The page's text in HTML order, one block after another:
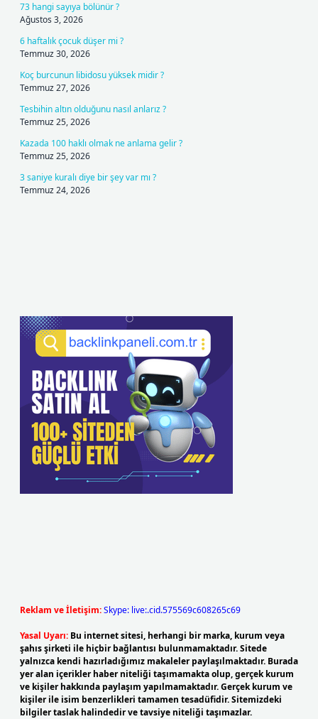
73 hangi sayıya bölünür ?
Ağustos 3, 2026
6 haftalık çocuk düşer mi ?
Temmuz 30, 2026
Koç burcunun libidosu yüksek midir ?
Temmuz 27, 2026
Tesbihin altın olduğunu nasıl anlarız ?
Temmuz 25, 2026
Kazada 100 haklı olmak ne anlama gelir ?
Temmuz 25, 2026
3 saniye kuralı diye bir şey var mı ?
Temmuz 24, 2026
Reklam ve İletişim:Skype: live:.cid.575569c608265c69
Yasal Uyarı: Bu internet sitesi, herhangi bir marka, kurum veya
şahıs şirketi ile hiçbir bağlantısı bulunmamaktadır. Sitede
yalnızca kendi hazırladığımız makaleler paylaşılmaktadır. Burada
yer alan içerikler haber niteliği taşımamakta olup, gerçek kurum
ve kişiler hakkında paylaşım yapılmamaktadır. Gerçek kurum ve
kişiler ile isim benzerlikleri tamamen tesadüfidir. Sitemizdeki
bilgiler taslak halindedir ve tavsiye niteliği taşımazlar.